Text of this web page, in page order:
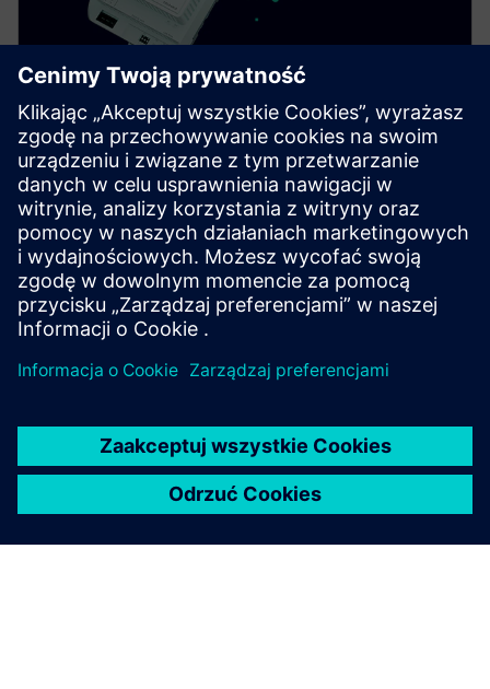
Magnetic expansion valve
Achieve up to 21% more heating and cooling power
with the MVL702, a magnetic expansion valve
offering unmatched speed and precision for heat
pumps and chillers.